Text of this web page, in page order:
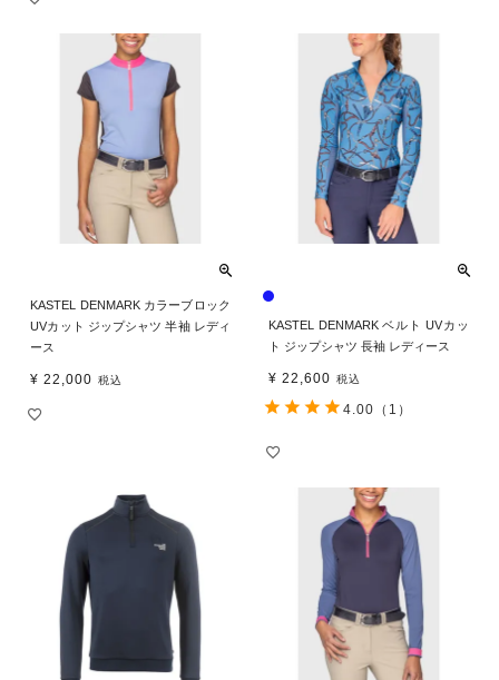
KASTEL DENMARK カラーブロック
UVカット ジップシャツ 半袖 レディ
ース
¥ 22,000 税込
KASTEL DENMARK ベルト UVカッ
ト ジップシャツ 長袖 レディース
¥ 22,600 税込
4.00 （1）